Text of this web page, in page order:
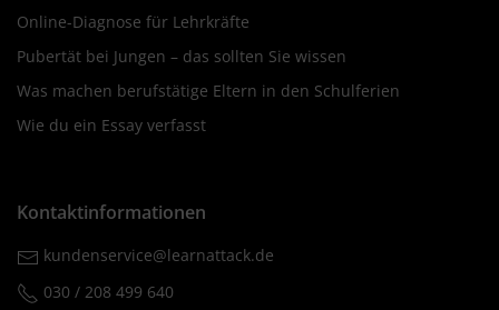
Online-Diagnose für Lehrkräfte
Pubertät bei Jungen – das sollten Sie wissen
Was machen berufstätige Eltern in den Schulferien
Wie du ein Essay verfasst
Kontaktinformationen
kundenservice@learnattack.de
030 / 208 499 640